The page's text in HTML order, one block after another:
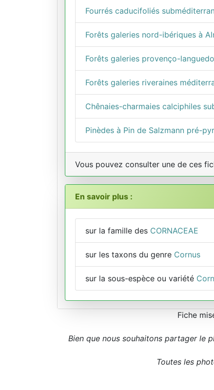
Fourrés caducifoliés
Forêts galeries nord-ibériques à
Forêts galeries provenço-
Forêts galeries riveraines
Chênaies-charmaies calciphiles
Pinèdes à Pin de Salzmann pré-
Vous pouvez consulter une de ces
En savoir plus :
sur la famille des CORNACEAE
sur les taxons du genre Cornus
sur la sous-espèce ou variété
Fiche
Bien que nous souhaitons partager le
Toutes les